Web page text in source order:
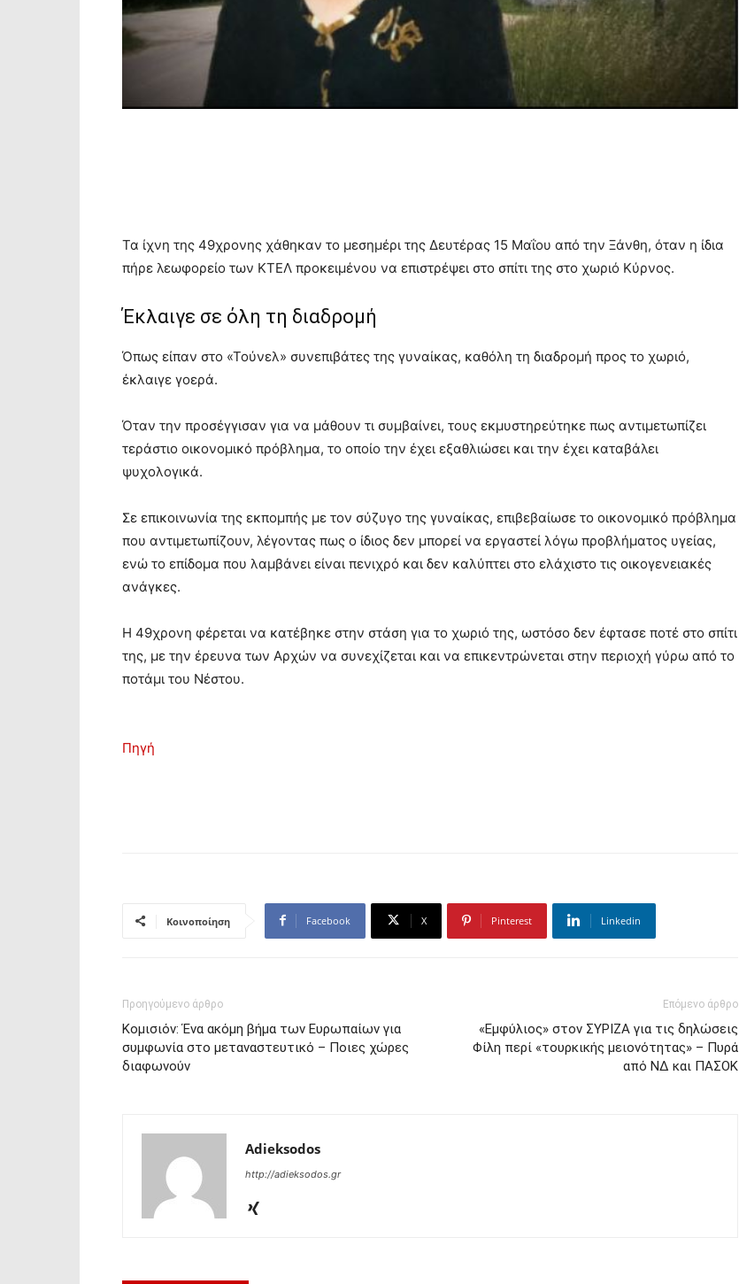
Τα ίχνη της 49χρονης χάθηκαν το μεσημέρι της Δευτέρας 15 Μαΐου από την Ξάνθη, όταν η ίδια
πήρε λεωφορείο των ΚΤΕΛ προκειμένου να επιστρέψει στο σπίτι της στο χωριό Κύρνος.
Έκλαιγε σε όλη τη διαδρομή
Όπως είπαν στο «Τούνελ» συνεπιβάτες της γυναίκας, καθόλη τη διαδρομή προς το χωριό,
έκλαιγε γοερά.
Όταν την προσέγγισαν για να μάθουν τι συμβαίνει, τους εκμυστηρεύτηκε πως αντιμετωπίζει
τεράστιο οικονομικό πρόβλημα, το οποίο την έχει εξαθλιώσει και την έχει καταβάλει
ψυχολογικά.
Σε επικοινωνία της εκπομπής με τον σύζυγο της γυναίκας, επιβεβαίωσε το οικονομικό πρόβλημα
που αντιμετωπίζουν, λέγοντας πως ο ίδιος δεν μπορεί να εργαστεί λόγω προβλήματος υγείας,
ενώ το επίδομα που λαμβάνει είναι πενιχρό και δεν καλύπτει στο ελάχιστο τις οικογενειακές
ανάγκες.
Η 49χρονη φέρεται να κατέβηκε στην στάση για το χωριό της, ωστόσο δεν έφτασε ποτέ στο σπίτι
της, με την έρευνα των Αρχών να συνεχίζεται και να επικεντρώνεται στην περιοχή γύρω από το
ποτάμι του Νέστου.
Πηγή
Κοινοποίηση Facebook X Pinterest Linkedin
Προηγούμενο άρθρο
Κομισιόν: Ένα ακόμη βήμα των Ευρωπαίων για
συμφωνία στο μεταναστευτικό – Ποιες χώρες
διαφωνούν
Επόμενο άρθρο
«Εμφύλιος» στον ΣΥΡΙΖΑ για τις δηλώσεις
Φίλη περί «τουρκικής μειονότητας» – Πυρά
από ΝΔ και ΠΑΣΟΚ
Adieksodos
http://adieksodos.gr